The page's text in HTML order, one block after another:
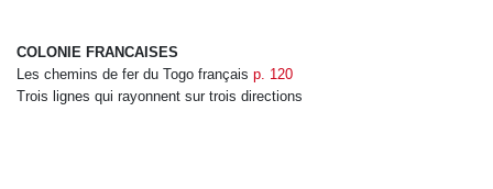
COLONIE FRANCAISES
Les chemins de fer du Togo français p. 120
Trois lignes qui rayonnent sur trois directions